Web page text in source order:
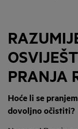
PRANJA
Hoće li se
dovoljno očistiti?